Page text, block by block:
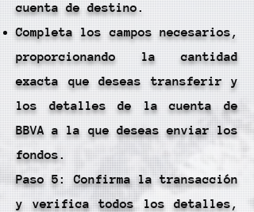
cuenta de destino.
Completa los campos necesarios,
proporcionando la cantidad
exacta que deseas transferir y
los detalles de la cuenta de
BBVA a la que deseas enviar los
fondos.
Paso 5: Confirma la transacción
y verifica todos los detalles,